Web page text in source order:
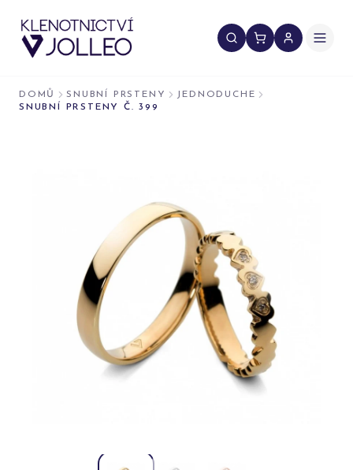
DOMŮ SNUBNÍ PRSTENY
JEDNODUCHE
SNUBNÍ PRSTENY Č. 399